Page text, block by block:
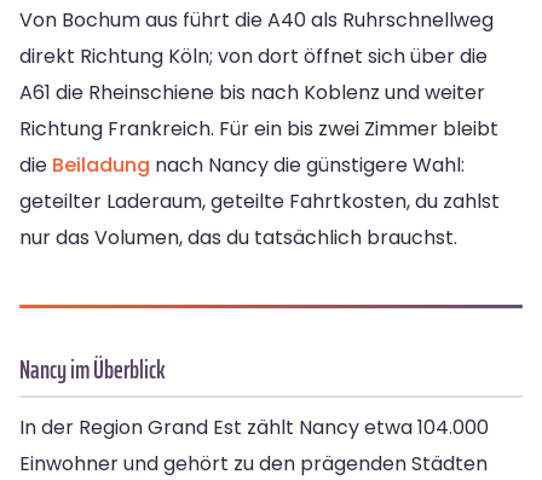
Von Bochum aus führt die A40 als Ruhrschnellweg
direkt Richtung Köln; von dort öffnet sich über die
A61 die Rheinschiene bis nach Koblenz und weiter
Richtung Frankreich. Für ein bis zwei Zimmer bleibt
die Beiladung nach Nancy die günstigere Wahl:
geteilter Laderaum, geteilte Fahrtkosten, du zahlst
nur das Volumen, das du tatsächlich brauchst.
Nancy im Überblick
In der Region Grand Est zählt Nancy etwa 104.000
Einwohner und gehört zu den prägenden Städten